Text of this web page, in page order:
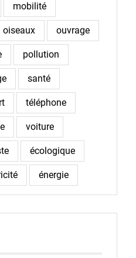
mobilité
oiseaux ouvrage
pollution
santé
téléphone
voiture
écologique
énergie